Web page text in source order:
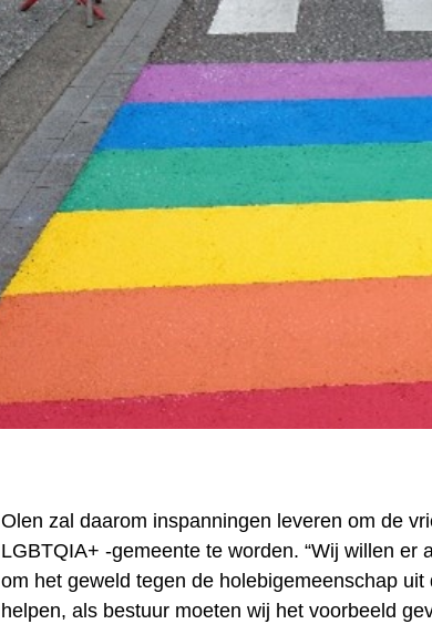
Olen zal daarom inspanningen leveren om de
LGBTQIA+ -gemeente te worden. “Wij willen er
om het geweld tegen de holebigemeenschap uit
helpen, als bestuur moeten wij het voorbeeld